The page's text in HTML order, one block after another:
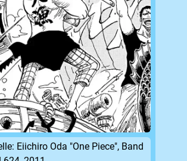
Eiichiro Oda "One Piece", Band